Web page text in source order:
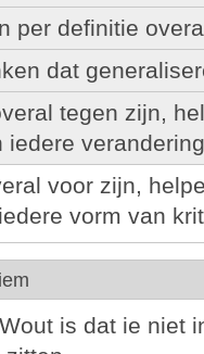
per definitie
dat
tegen zijn,
iedere
voor zijn,
vorm van
is dat ie niet